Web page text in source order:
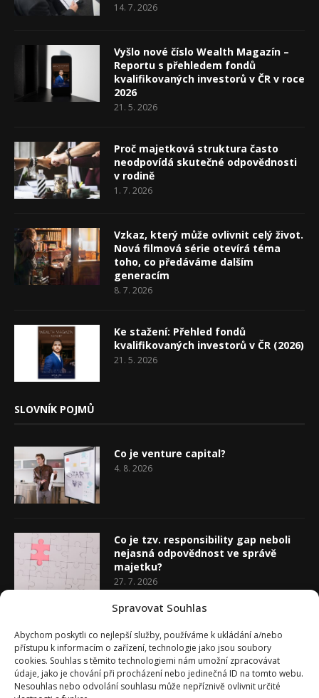
Spravovat Souhlas
Abychom poskytli co nejlepší služby, používáme k ukládání a/nebo
přístupu k informacím o zařízení, technologie jako jsou soubory
cookies. Souhlas s těmito technologiemi nám umožní zpracovávat
údaje, jako je chování při procházení nebo jedinečná ID na tomto webu.
Nesouhlas nebo odvolání souhlasu může nepříznivě ovlivnit určité
14. 7. 2026
Vyšlo nové číslo Wealth Magazín –
Reportu s přehledem fondů
kvalifikovaných investorů v ČR v roce
2026
21. 5. 2026
Proč majetková struktura často
neodpovídá skutečné odpovědnosti
v rodině
1. 7. 2026
Vzkaz, který může ovlivnit celý život.
Nová filmová série otevírá téma
toho, co předáváme dalším
generacím
8. 7. 2026
Ke stažení: Přehled fondů
kvalifikovaných investorů v ČR (2026)
21. 5. 2026
SLOVNÍK POJMŮ
Co je venture capital?
4. 8. 2026
Co je tzv. responsibility gap neboli
nejasná odpovědnost ve správě
majetku?
27. 7. 2026
20. 7. 2026